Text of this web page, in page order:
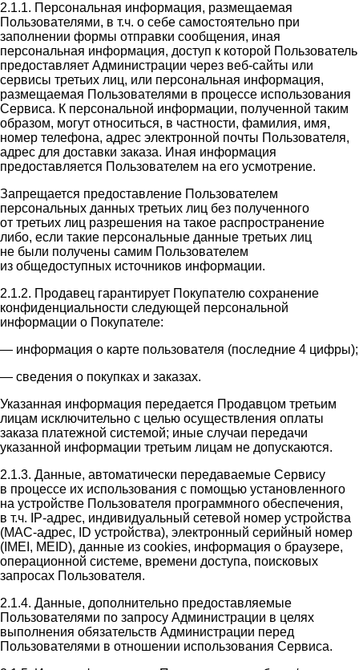
2.1.1. Персональная информация, размещаемая
Пользователями, в т.ч. о себе самостоятельно при
заполнении формы отправки сообщения, иная
персональная информация, доступ к которой Пользователь
предоставляет Администрации через веб-сайты или
сервисы третьих лиц, или персональная информация,
размещаемая Пользователями в процессе использования
Сервиса. К персональной информации, полученной таким
образом, могут относиться, в частности, фамилия, имя,
номер телефона, адрес электронной почты Пользователя,
адрес для доставки заказа. Иная информация
предоставляется Пользователем на его усмотрение.
Запрещается предоставление Пользователем
персональных данных третьих лиц без полученного
от третьих лиц разрешения на такое распространение
либо, если такие персональные данные третьих лиц
не были получены самим Пользователем
из общедоступных источников информации.
2.1.2. Продавец гарантирует Покупателю сохранение
конфиденциальности следующей персональной
информации о Покупателе:
— информация о карте пользователя (последние 4 цифры);
— сведения о покупках и заказах.
Указанная информация передается Продавцом третьим
лицам исключительно с целью осуществления оплаты
заказа платежной системой; иные случаи передачи
указанной информации третьим лицам не допускаются.
2.1.3. Данные, автоматически передаваемые Сервису
в процессе их использования с помощью установленного
на устройстве Пользователя программного обеспечения,
в т.ч. IP-адрес, индивидуальный сетевой номер устройства
(MAC-адрес, ID устройства), электронный серийный номер
(IMEI, MEID), данные из cookies, информация о браузере,
операционной системе, времени доступа, поисковых
запросах Пользователя.
2.1.4. Данные, дополнительно предоставляемые
Пользователями по запросу Администрации в целях
выполнения обязательств Администрации перед
Пользователями в отношении использования Сервиса.